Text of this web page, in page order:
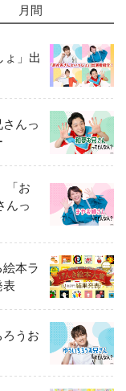
月間
ょ」出
んっ
「お
んっ
本ラ
表
ろうお